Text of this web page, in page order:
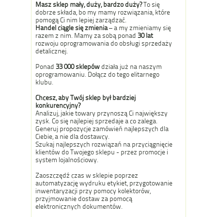
Masz sklep mały, duży, bardzo duży?To się
dobrze składa, bo my mamy rozwiązania, które
pomogą Ci nim lepiej zarządzać.
Handel ciągle się zmienia– a my zmieniamy się
razem z nim. Mamy za sobą ponad 30 lat
rozwoju oprogramowania do obsługi sprzedaży
detalicznej.
Ponad 33 000 sklepów działa już na naszym
oprogramowaniu. Dołącz do tego elitarnego
klubu.
Chcesz, aby Twój sklep był bardziej
konkurencyjny?
Analizuj, jakie towary przynoszą Ci największy
zysk. Co się najlepiej sprzedaje a co zalega.
Generuj propozycje zamówień najlepszych dla
Ciebie, a nie dla dostawcy.
Szukaj najlepszych rozwiązań na przyciągnięcie
klientów do Twojego sklepu - przez promocje i
system lojalnościowy.
Zaoszczędź czas w sklepie poprzez
automatyzację wydruku etykiet, przygotowanie
inwentaryzacji przy pomocy kolektorów,
przyjmowanie dostaw za pomocą
elektronicznych dokumentów.